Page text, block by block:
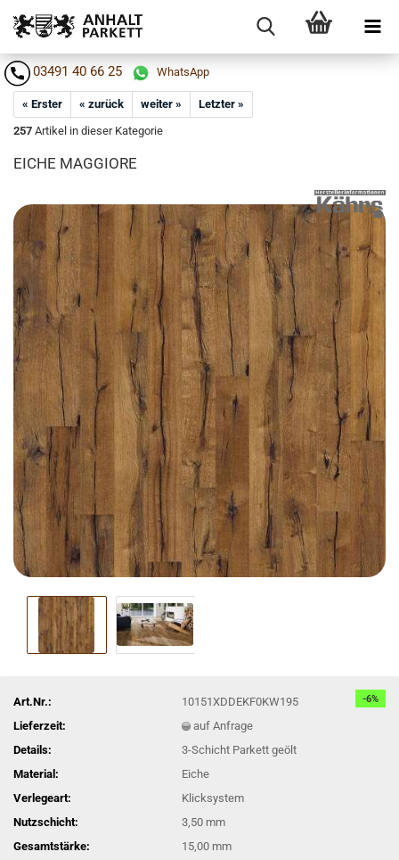
03491 40 66 25 WhatsApp
« Erster « zurück weiter »
Letzter »
257 Artikel in dieser Kategorie
EICHE MAG­GIO­RE
-6%
Art.Nr.:
10151XDDEKF0KW195
Lieferzeit:
auf Anfrage
Details:
3-Schicht Parkett geölt
Material:
Eiche
Verlegeart:
Klicksystem
Nutzschicht:
3,50 mm
Gesamtstärke:
15,00 mm